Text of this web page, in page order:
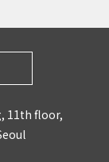
11th floor,